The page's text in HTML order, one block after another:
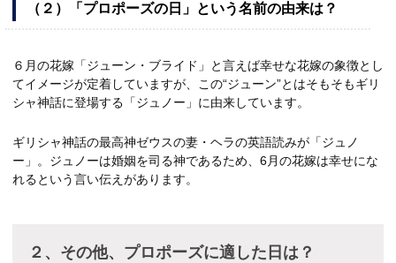
（２）「プロポーズの日」という名前の由来は？
６月の花嫁「ジューン・ブライド」と言えば幸せな花嫁の象徴とし
てイメージが定着していますが、この“ジューン”とはそもそもギリ
シャ神話に登場する「ジュノー」に由来しています。
ギリシャ神話の最高神ゼウスの妻・ヘラの英語読みが「ジュノ
ー」。ジュノーは婚姻を司る神であるため、6月の花嫁は幸せにな
れるという言い伝えがあります。
２、その他、プロポーズに適した日は？